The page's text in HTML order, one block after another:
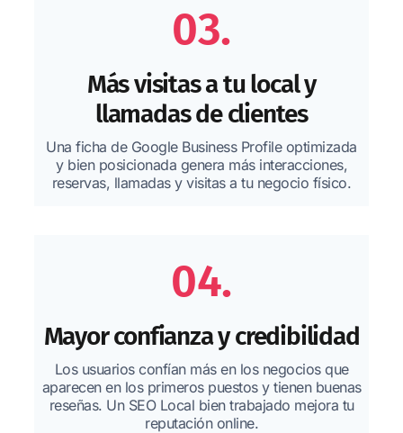
03.
Más visitas a tu local y
llamadas de clientes
Una ficha de Google Business Profile optimizada
y bien posicionada genera más interacciones,
reservas, llamadas y visitas a tu negocio físico.
04.
Mayor confianza y credibilidad
Los usuarios confían más en los negocios que
aparecen en los primeros puestos y tienen buenas
reseñas. Un SEO Local bien trabajado mejora tu
reputación online.